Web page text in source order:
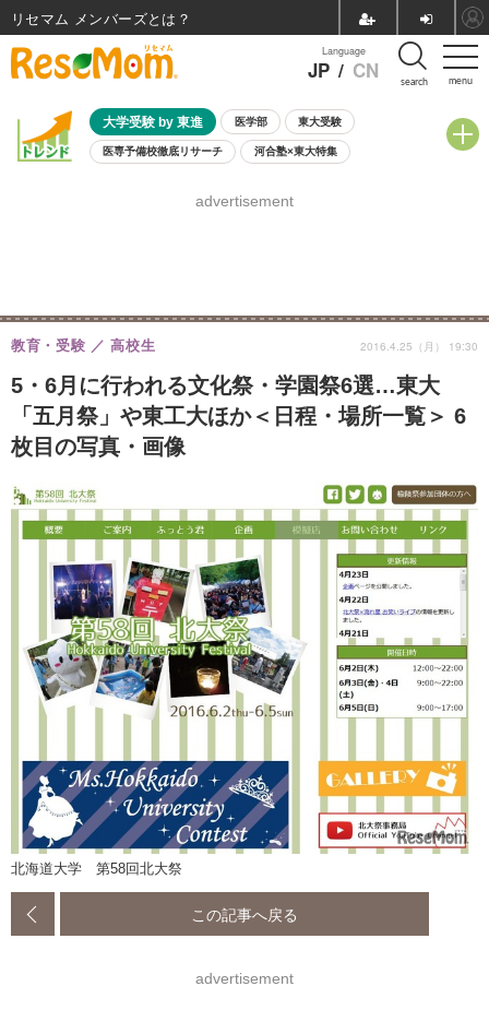
menu
Language
JP / CN search
大学受験 by 東進 医学部 東大受験
医専予備校徹底リサーチ 河合塾×東大特集
8月開催学校説明会・相談会
advertisement
5・6月に行われる文化祭・学園祭6選…東大
「五月祭」や東工大ほか＜日程・場所一覧＞ 6
枚目の写真・画像
教育・受験 高校生 2016.4.25（月） 19:30
北海道大学 第58回北大祭
この記事へ戻る
advertisement
リセマム メンバーズ